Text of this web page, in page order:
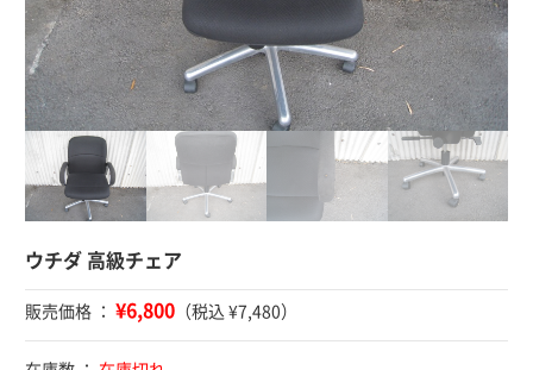
ウチダ 高級チェア
販売価格 ： ¥6,800 （税込 ¥7,480）